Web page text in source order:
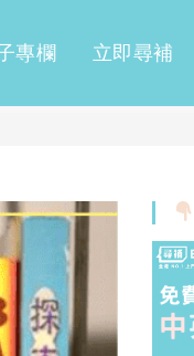
專欄 立即尋補